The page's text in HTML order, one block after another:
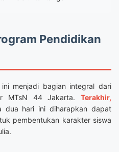
Pendidikan
ini menjadi bagian integral dari
MTsN 44 Jakarta. Terakhir,
dua hari ini diharapkan dapat
pembentukan karakter siswa